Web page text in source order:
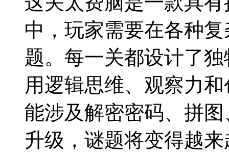
中，玩家需要在各种
题。每一关都设计了
用逻辑思维、观察力
能涉及解密密码、拼
升级，谜题将变得越